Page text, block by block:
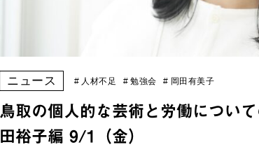
ニュース # 人材不足 # 勉強会 # 岡田有美子
鳥取の個人的な芸術と労働につい
田裕子編 9/1（金）